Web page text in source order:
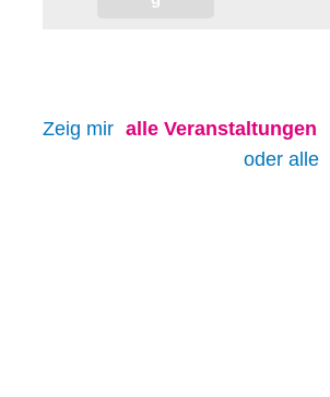
Zeig mir alle Veranstaltungen
oder alle